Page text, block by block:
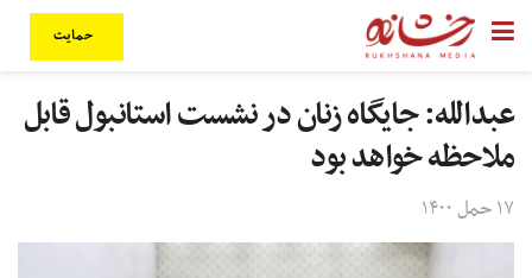
حمایت
عبدالله: جایگاه زنان در نشست استانبول قابل
ملاحظه خواهد بود
۱۷ حمل ۱۴۰۰